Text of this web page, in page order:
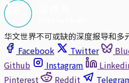
华文世界不可或缺的深度报导和多
Facebook
Twitter
Github
Instagram
Pinterest
Reddit